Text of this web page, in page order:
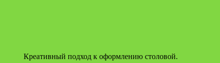
Креативный подход к оформлению столовой.